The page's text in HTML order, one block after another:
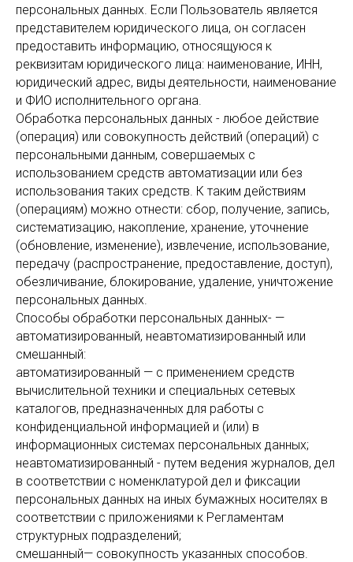
персональных данных. Если Пользователь является
представителем юридического лица, он согласен
предоставить информацию, относящуюся к
реквизитам юридического лица: наименование, ИНН,
юридический адрес, виды деятельности, наименование
и ФИО исполнительного органа.
Обработка персональных данных - любое действие
(операция) или совокупность действий (операций) с
персональными данным, совершаемых с
использованием средств автоматизации или без
использования таких средств. К таким действиям
(операциям) можно отнести: сбор, получение, запись,
систематизацию, накопление, хранение, уточнение
(обновление, изменение), извлечение, использование,
передачу (распространение, предоставление, доступ),
обезличивание, блокирование, удаление, уничтожение
персональных данных.
Способы обработки персональных данных- —
автоматизированный, неавтоматизированный или
смешанный:
автоматизированный — с применением средств
вычислительной техники и специальных сетевых
каталогов, предназначенных для работы с
конфиденциальной информацией и (или) в
информационных системах персональных данных;
неавтоматизированный - путем ведения журналов, дел
в соответствии с номенклатурой дел и фиксации
персональных данных на иных бумажных носителях в
соответствии с приложениями к Регламентам
структурных подразделений;
смешанный— совокупность указанных способов.